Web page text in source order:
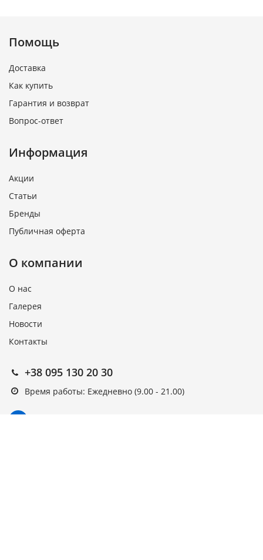
Помощь
Доставка
Как купить
Гарантия и возврат
Вопрос-ответ
Информация
Акции
Статьи
Бренды
Публичная оферта
О компании
О нас
Галерея
Новости
Контакты
+38 095 130 20 30
Время работы: Ежедневно (9.00 - 21.00)